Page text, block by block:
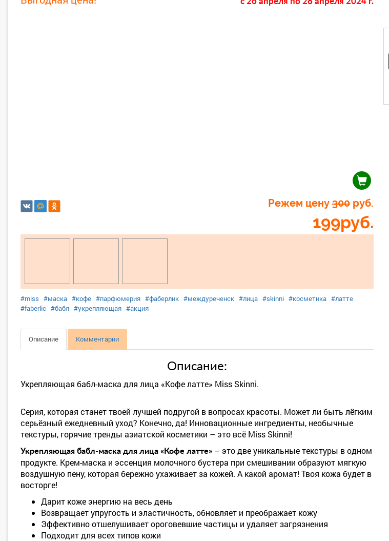
Режем цену300руб.
199руб.
#miss #маска #кофе #парфюмерия #фаберлик #междуреченск #лица #skinni #косметика #латте
#faberlic #бабл #укрепляющая #акция
Описание Комментарии
Описание:
Укрепляющая бабл-маска для лица «Кофе латте» Miss Skinni.
Серия, которая станет твоей лучшей подругой в вопросах красоты. Может ли быть лёгким
серьёзный ежедневный уход? Конечно, да! Инновационные ингредиенты, необычные
текстуры, горячие тренды азиатской косметики – это всё Miss Skinni!
Укрепляющая бабл-маска для лица «Кофе латте» – это две уникальные текстуры в одном
продукте. Крем-маска и эссенция молочного бустера при смешивании образуют мягкую
воздушную пену, которая бережно ухаживает за кожей. А какой аромат! Твоя кожа будет в
восторге!
Дарит коже энергию на весь день
Возвращает упругость и эластичность, обновляет и преображает кожу
Эффективно отшелушивает ороговевшие частицы и удаляет загрязнения
Подходит для всех типов кожи